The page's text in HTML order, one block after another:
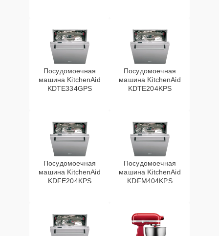
Посудомоечная
машина KitchenAid
KDTE334GPS
Посудомоечная
машина KitchenAid
KDTE204KPS
Посудомоечная
машина KitchenAid
KDFE204KPS
Посудомоечная
машина KitchenAid
KDFM404KPS